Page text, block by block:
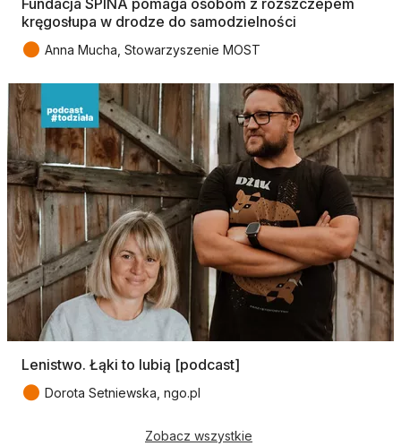
kręgosłupa w drodze do samodzielności
● Anna Mucha, Stowarzyszenie MOST
Lenistwo. Łąki to lubią [podcast]
● Dorota Setniewska, ngo.pl
Zobacz wszystkie